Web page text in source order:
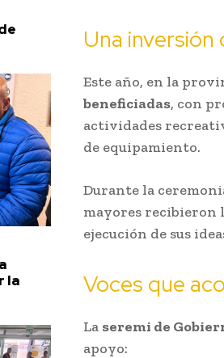
la
Una
Este año, en la
beneficiadas, con
actividades
de equipamiento.
Durante la
mayores recibieron
ejecución de sus
Voces que
La seremi de
apoyo: